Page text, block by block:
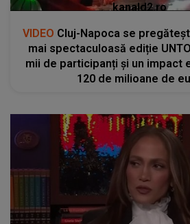
kanald2.ro
VIDEO Cluj-Napoca se
mai spectaculoasă ediție
mii de participanți și un impact
120 de milioane de